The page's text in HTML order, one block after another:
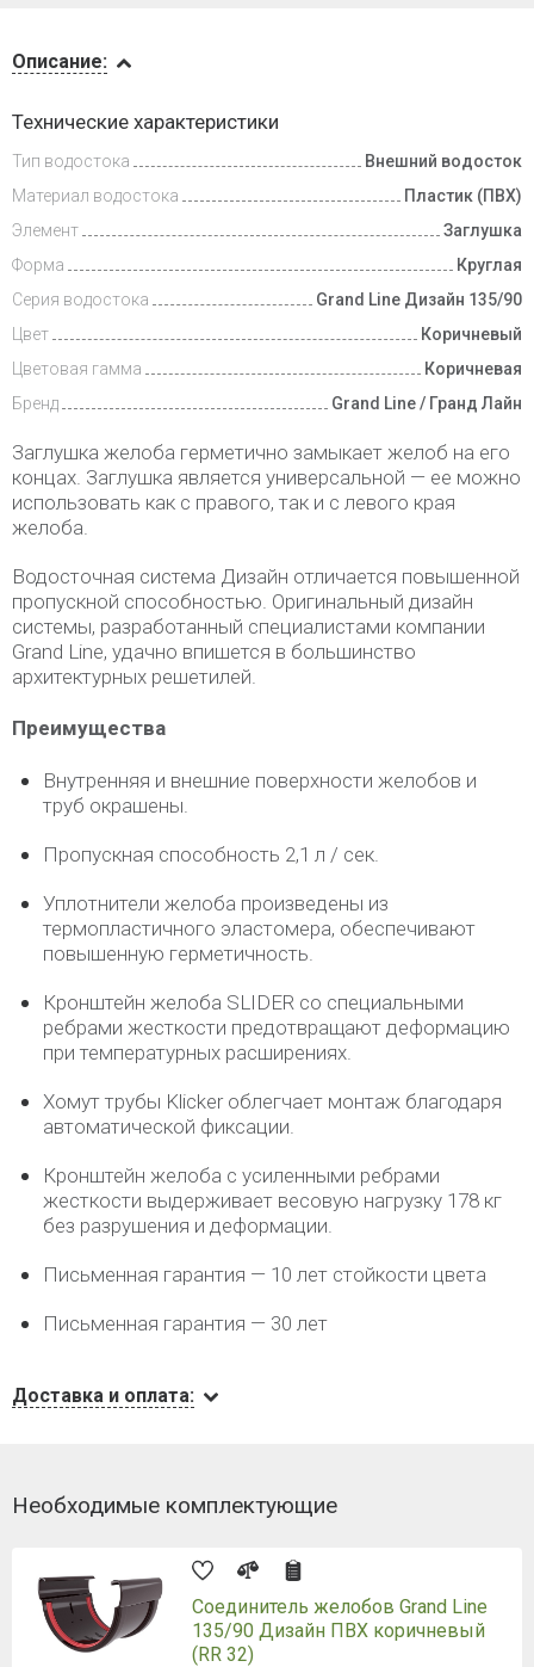
и оплата
Описание:
Технические характеристики
Тип водостока
Внешний водосток
Материал водостока
Пластик (ПВХ)
Элемент
Заглушка
Форма
Круглая
Серия водостока
Grand Line Дизайн 135/90
Цвет
Коричневый
Цветовая гамма
Коричневая
Бренд
Grand Line / Гранд Лайн
Заглушка желоба герметично замыкает желоб на его
концах. Заглушка является универсальной — ее можно
использовать как с правого, так и с левого края
желоба.
Водосточная система Дизайн отличается повышенной
пропускной способностью. Оригинальный дизайн
системы, разработанный специалистами компании
Grand Line, удачно впишется в большинство
архитектурных решетилей.
Преимущества
Внутренняя и внешние поверхности желобов и
труб окрашены.
Пропускная способность 2,1 л / сек.
Уплотнители желоба произведены из
термопластичного эластомера, обеспечивают
повышенную герметичность.
Кронштейн желоба SLIDER со специальными
ребрами жесткости предотвращают деформацию
при температурных расширениях.
Хомут трубы Klicker облегчает монтаж благодаря
автоматической фиксации.
Кронштейн желоба с усиленными ребрами
жесткости выдерживает весовую нагрузку 178 кг
без разрушения и деформации.
Письменная гарантия — 10 лет стойкости цвета
Письменная гарантия — 30 лет
Доставка и оплата:
Необходимые комплектующие
Соединитель желобов Grand Line
135/90 Дизайн ПВХ коричневый
(RR 32)